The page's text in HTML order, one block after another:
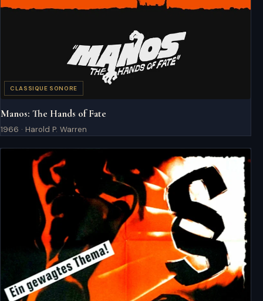
CLASSIQUE SONORE
Manos: The Hands of Fate
1966 · Harold P. Warren